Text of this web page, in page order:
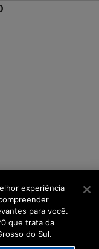
experiência
para você.
que trata da
do Sul.